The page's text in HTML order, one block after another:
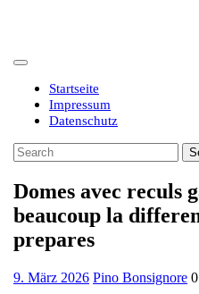
Open
ButtonStartseite
Impressum
Datenschutz
Close
Button
Search
for:
Domes avec reculs
beaucoup la
prepares
9. März 20269.Pino Bonsignore